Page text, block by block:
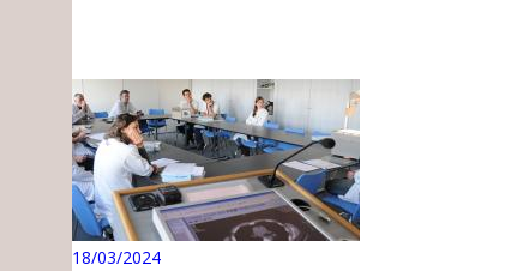
18/03/2024